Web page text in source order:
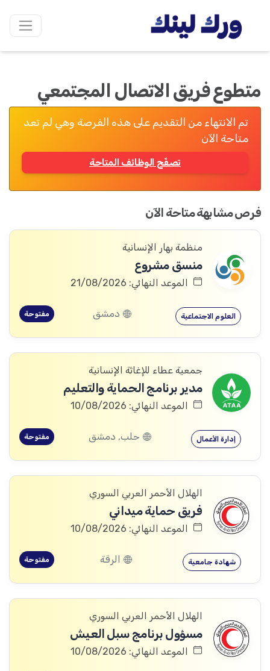
متطوع فريق الاتصال المجتمعي
تم الانتهاء من التقديم على هذه الفرصة وهي لم تعد
متاحة الآن
تصفّح الوظائف المتاحة
فرص مشابهة متاحة الآن
منظمة بهار الإنسانية
منسق مشروع
الموعد النهائي: 21/08/2026
العلوم الاجتماعية دمشق مفتوحة
جمعية عطاء للإغاثة الإنسانية
مدير برنامج الحماية والتعليم
الموعد النهائي: 10/08/2026
إدارة الأعمال حلب, دمشق مفتوحة
الهلال الأحمر العربي السوري
فريق حماية ميداني
الموعد النهائي: 10/08/2026
شهادة جامعية الرقة مفتوحة
الهلال الأحمر العربي السوري
مسؤول برنامج سبل العيش
الموعد النهائي: 10/08/2026